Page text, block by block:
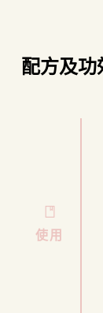
配方及功
使用